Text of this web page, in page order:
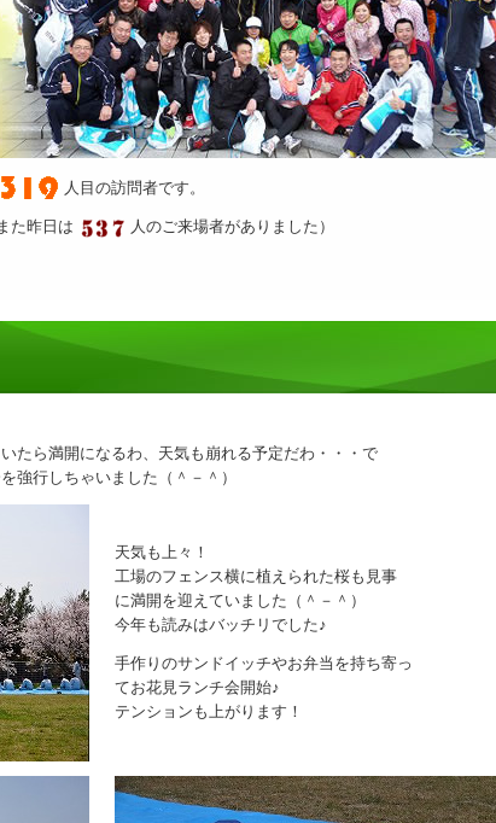
人目の訪問者です。
た昨日は 人のご来場者がありました）
たら満開になるわ、天気も崩れる予定だわ・・・で
強行しちゃいました（＾－＾）
天気も上々！
工場のフェンス横に植えられた桜も見事
に満開を迎えていました（＾－＾）
今年も読みはバッチリでした♪
手作りのサンドイッチやお弁当を持ち寄っ
てお花見ランチ会開始♪
テンションも上がります！